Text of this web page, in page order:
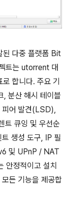
다중 플랫폼 Bit
트는 utorrent 대
합니다. 주요 기
, 분산 해시 테이블
피어 발견(LSD),
트 큐잉 및 우선순
생성 도구, IP 필
및 UPnP / NAT
정적이고 설치
든 기능을 제공합